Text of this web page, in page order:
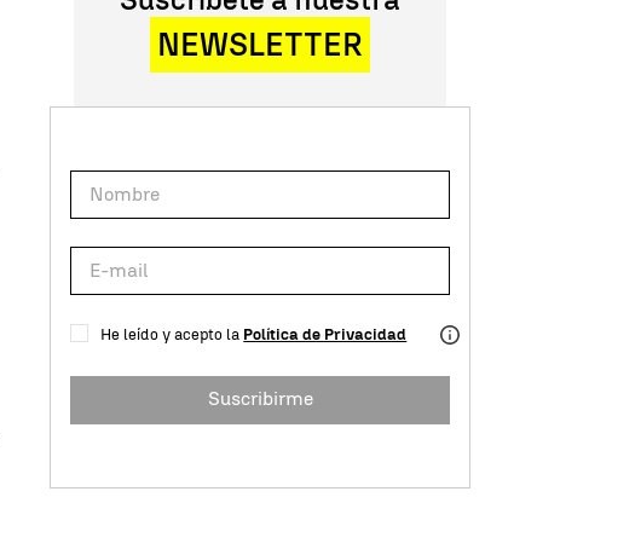
NEWSLETTER
He leído y acepto la Política de Privacidad
Suscribirme